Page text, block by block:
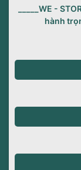
_____WE -
hành